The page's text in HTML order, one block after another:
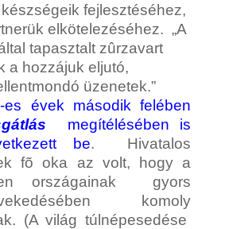
fejlesztéséhez,
elkötelezéséhez. „A
tapasztalt zûrzavart
a hozzájuk eljutó,
üzenetek.”
es évek második felében
megítélésében is
be. Hivatalos
fõ oka az volt, hogy a
országainak gyors
komoly
(A világ túlnépesedése